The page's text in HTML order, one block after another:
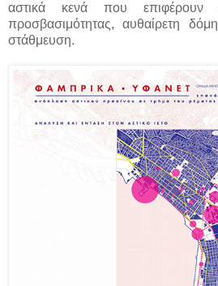
αστικά κενά που επιφέρουν
προσβασιμότητας, αυθαίρετη
στάθμευση.